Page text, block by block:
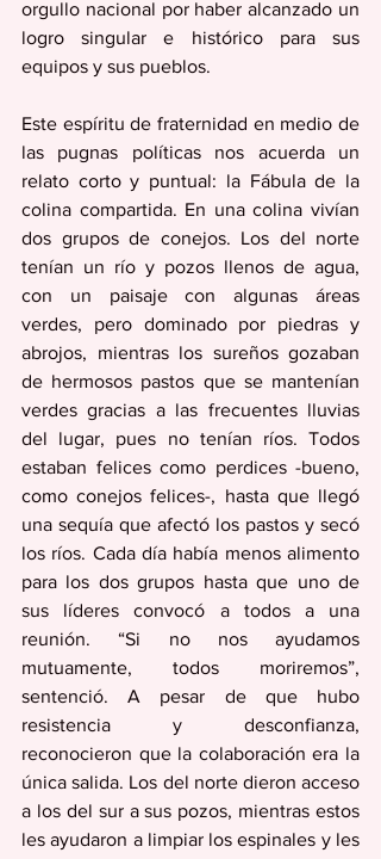
orgullo nacional por haber alcanzado un
logro singular e histórico para sus
equipos y sus pueblos.
Este espíritu de fraternidad en medio de
las pugnas políticas nos acuerda un
relato corto y puntual: la Fábula de la
colina compartida. En una colina vivían
dos grupos de conejos. Los del norte
tenían un río y pozos llenos de agua,
con un paisaje con algunas áreas
verdes, pero dominado por piedras y
abrojos, mientras los sureños gozaban
de hermosos pastos que se mantenían
verdes gracias a las frecuentes lluvias
del lugar, pues no tenían ríos. Todos
estaban felices como perdices -bueno,
como conejos felices-, hasta que llegó
una sequía que afectó los pastos y secó
los ríos. Cada día había menos alimento
para los dos grupos hasta que uno de
sus líderes convocó a todos a una
reunión. “Si no nos ayudamos
mutuamente, todos moriremos”,
sentenció. A pesar de que hubo
resistencia y desconfianza,
reconocieron que la colaboración era la
única salida. Los del norte dieron acceso
a los del sur a sus pozos, mientras estos
les ayudaron a limpiar los espinales y les